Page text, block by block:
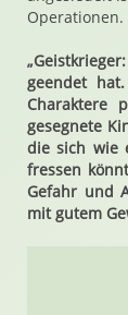
Operationen.
geendet
Charaktere
gesegnete
die sich wie
fressen
Gefahr und
mit gutem